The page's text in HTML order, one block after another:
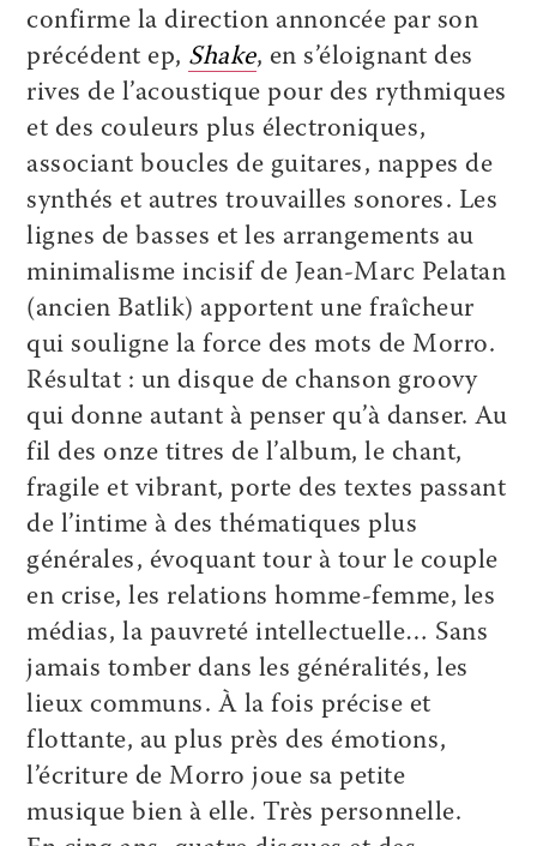
confirme la direction annoncée par son
précédent ep, Shake, en s’éloignant des
rives de l’acoustique pour des rythmiques
et des couleurs plus électroniques,
associant boucles de guitares, nappes de
synthés et autres trouvailles sonores. Les
lignes de basses et les arrangements au
minimalisme incisif de Jean-Marc Pelatan
(ancien Batlik) apportent une fraîcheur
qui souligne la force des mots de Morro.
Résultat : un disque de chanson groovy
qui donne autant à penser qu’à danser. Au
fil des onze titres de l’album, le chant,
fragile et vibrant, porte des textes passant
de l’intime à des thématiques plus
générales, évoquant tour à tour le couple
en crise, les relations homme-femme, les
médias, la pauvreté intellectuelle… Sans
jamais tomber dans les généralités, les
lieux communs. À la fois précise et
flottante, au plus près des émotions,
l’écriture de Morro joue sa petite
musique bien à elle. Très personnelle.